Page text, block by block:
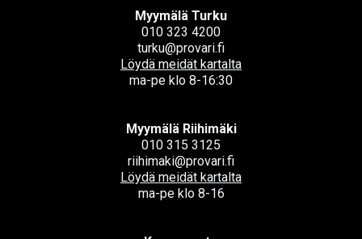
Myymälä Turku
010 323 4200
turku@provari.fi
Löydä meidät kartalta
ma-pe klo 8-16:30
Myymälä Riihimäki
010 315 3125
riihimaki@provari.fi
Löydä meidät kartalta
ma-pe klo 8-16